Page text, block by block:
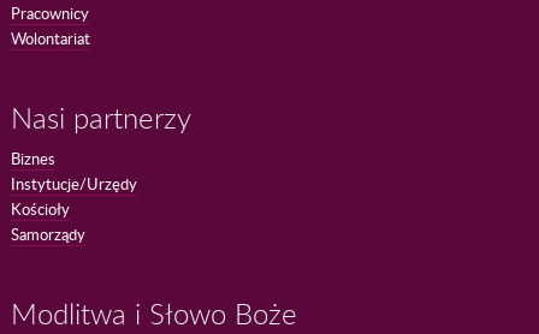
Pracownicy
Wolontariat
Nasi partnerzy
Biznes
Instytucje/Urzędy
Kościoły
Samorządy
Modlitwa i Słowo Boże